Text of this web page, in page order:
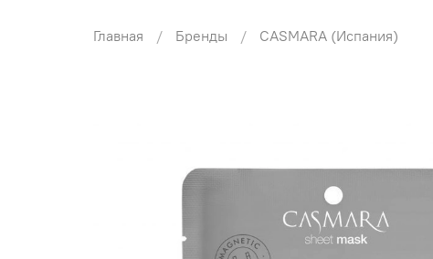
Главная Бренды CASMARA (Испания)